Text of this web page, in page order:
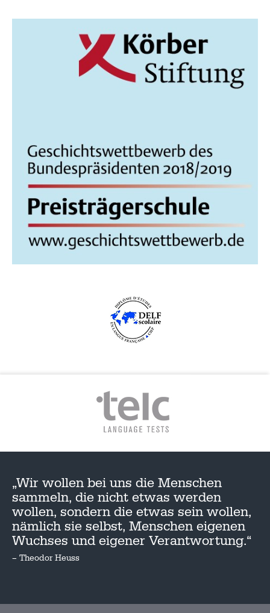
„Wir wollen bei uns die Menschen
sammeln, die nicht etwas werden
wollen, sondern die etwas sein wollen,
nämlich sie selbst, Menschen eigenen
Wuchses und eigener Verantwortung.“
– Theodor Heuss